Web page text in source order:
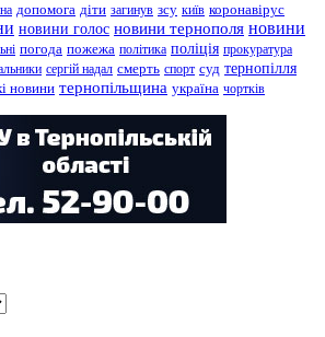
допомога діти загинув зсу київ коронавірус
новини голос новини тернополя новини
погода пожежа політика поліція прокуратура
сергій надал смерть спорт суд тернопілля
новини тернопільщина україна чортків